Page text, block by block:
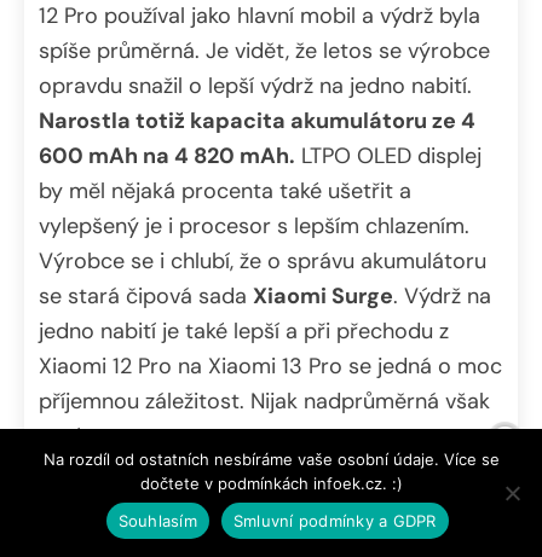
12 Pro používal jako hlavní mobil a výdrž byla
spíše průměrná. Je vidět, že letos se výrobce
opravdu snažil o lepší výdrž na jedno nabití.
Narostla totiž kapacita akumulátoru ze 4
600 mAh na 4 820 mAh. LTPO OLED displej
by měl nějaká procenta také ušetřit a
vylepšený je i procesor s lepším chlazením.
Výrobce se i chlubí, že o správu akumulátoru
se stará čipová sada Xiaomi Surge. Výdrž na
jedno nabití je také lepší a při přechodu z
Xiaomi 12 Pro na Xiaomi 13 Pro se jedná o moc
příjemnou záležitost. Nijak nadprůměrná však
není.
Na rozdíl od ostatních nesbíráme vaše osobní údaje. Více se
dočtete v podmínkách infoek.cz. :)
Souhlasím
Smluvní podmínky a GDPR